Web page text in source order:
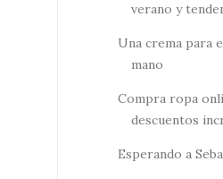
verano y
Una crema para
mano
Compra ropa
descuentos
Esperando a